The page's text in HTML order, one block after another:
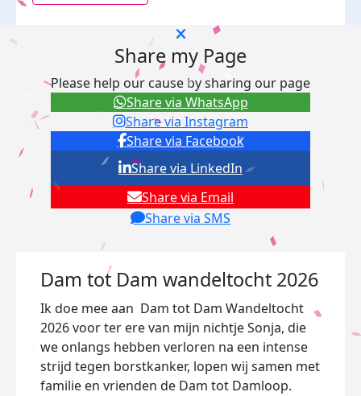
Share my Page
Please help our cause by sharing our page
Share via Facebook
Share via Instagram
Share via Email
Share via SMS
Share via LinkedIn
Share via WhatsApp
Dam tot Dam wandeltocht 2026
Ik doe mee aan Dam tot Dam Wandeltocht
2026 voor ter ere van mijn nichtje Sonja, die
we onlangs hebben verloren na een intense
strijd tegen borstkanker, lopen wij samen met
familie en vrienden de Dam tot Damloop.